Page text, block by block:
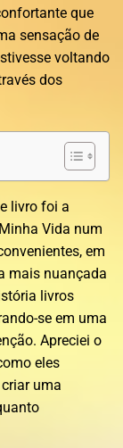
que
sensação de
voltando
dos
livro foi a
Vida num
em
mais nuançada
livros
se em uma
Apreciei o
eles
uma